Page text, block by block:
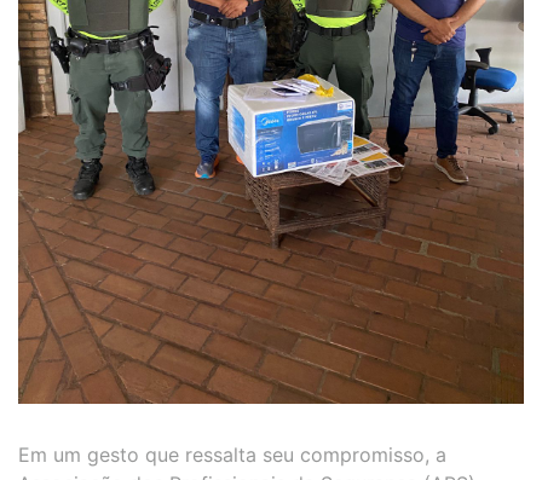
Em um gesto que ressalta seu compromisso, a